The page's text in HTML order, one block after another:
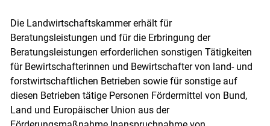
Die Landwirtschaftskammer erhält für
Beratungsleistungen und für die Erbringung der
Beratungsleistungen erforderlichen sonstigen Tätigkeiten
für Bewirtschafterinnen und Bewirtschafter von land- und
forstwirtschaftlichen Betrieben sowie für sonstige auf
diesen Betrieben tätige Personen Fördermittel von Bund,
Land und Europäischer Union aus der